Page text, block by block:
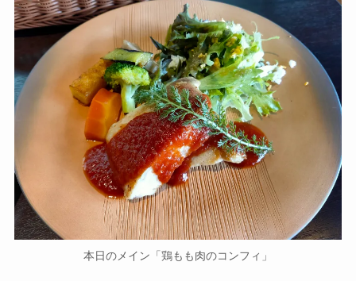
本日のメイン「鶏もも肉のコンフィ」